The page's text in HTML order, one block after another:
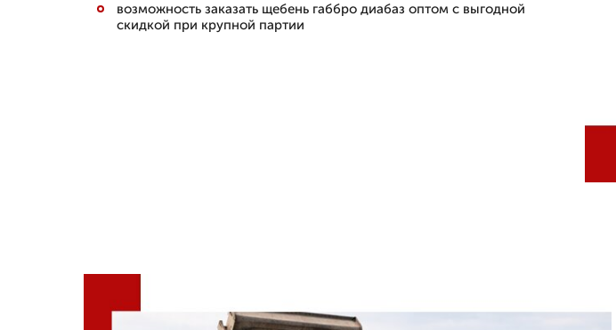
возможность заказать щебень габбро диабаз оптом с выгодной
скидкой при крупной партии